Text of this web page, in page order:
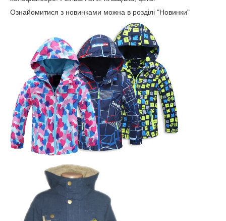
Ознайомитися з новинками можна в розділі "Новинки"